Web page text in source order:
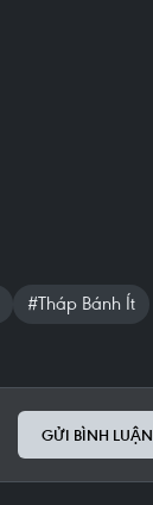
#Tháp Bánh Ít
GỬI BÌNH LUẬN